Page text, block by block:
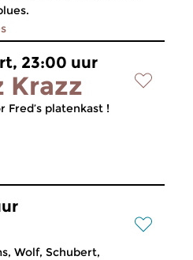
23:00 uur
Krazz
Fred’s platenkast !
Wolf, Schubert,